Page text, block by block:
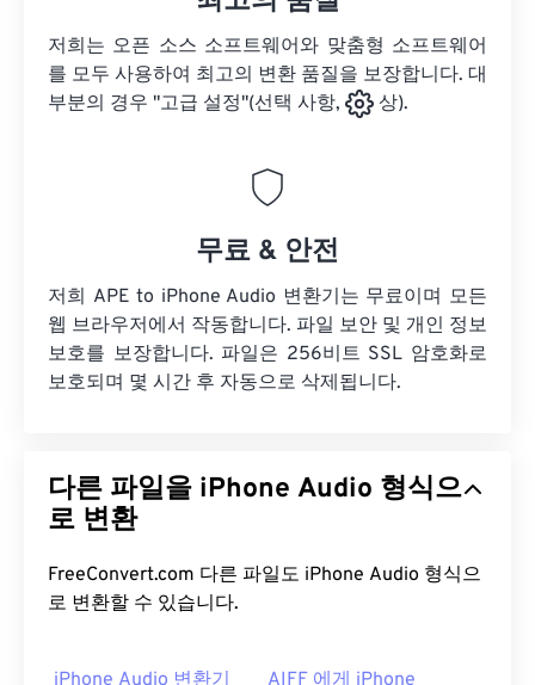
저희는 오픈 소스 소프트웨어와 맞춤형 소프트웨어
를 모두 사용하여 최고의 변환 품질을 보장합니다. 대
부분의 경우 "고급 설정"(선택 사항,
상).
무료 & 안전
저희 APE to iPhone Audio 변환기는 무료이며 모든
웹 브라우저에서 작동합니다. 파일 보안 및 개인 정보
보호를 보장합니다. 파일은 256비트 SSL 암호화로
보호되며 몇 시간 후 자동으로 삭제됩니다.
다른 파일을 iPhone Audio 형식으
로 변환
FreeConvert.com 다른 파일도 iPhone Audio 형식으
로 변환할 수 있습니다.